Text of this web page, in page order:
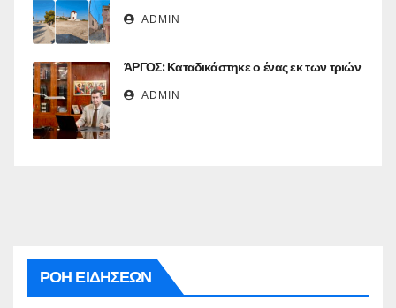
ADMIN
ΆΡΓΟΣ: Καταδικάστηκε ο ένας εκ των τριών
ADMIN
ΡΟΗ ΕΙΔΗΣΕΩΝ